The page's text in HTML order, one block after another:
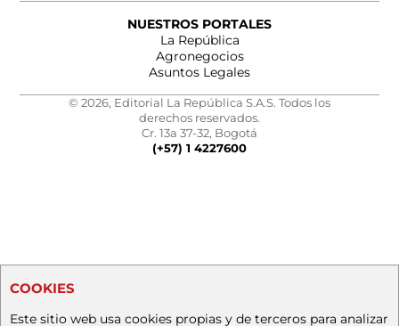
NUESTROS PORTALES
La República
Agronegocios
Asuntos Legales
© 2026, Editorial La República S.A.S. Todos los
derechos reservados.
Cr. 13a 37-32, Bogotá
(+57) 1 4227600
COOKIES
Este sitio web usa cookies propias y de terceros para analizar